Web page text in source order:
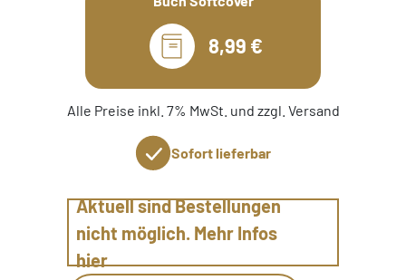
8,99 €
Alle Preise inkl. 7% MwSt. und zzgl. Versand
Sofort lieferbar
Aktuell sind Bestellungen
nicht möglich. Mehr Infos
hier